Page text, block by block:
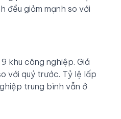
đều giảm mạnh so với
khu công nghiệp. Giá
với quý trước. Tỷ lệ lấp
trung bình vẫn ở